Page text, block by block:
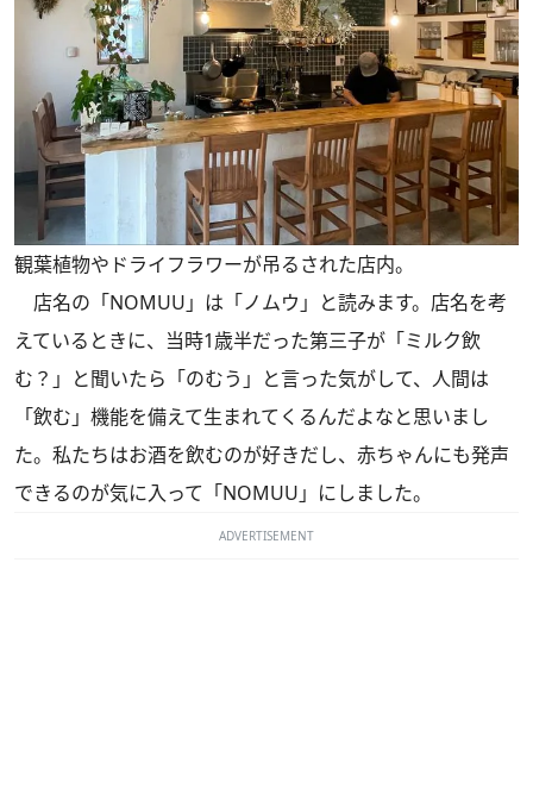
観葉植物やドライフラワーが吊るされた店内。
店名の「NOMUU」は「ノムウ」と読みます。店名を考
えているときに、当時1歳半だった第三子が「ミルク飲
む？」と聞いたら「のむう」と言った気がして、人間は
「飲む」機能を備えて生まれてくるんだよなと思いまし
た。私たちはお酒を飲むのが好きだし、赤ちゃんにも発声
できるのが気に入って「NOMUU」にしました。
ADVERTISEMENT